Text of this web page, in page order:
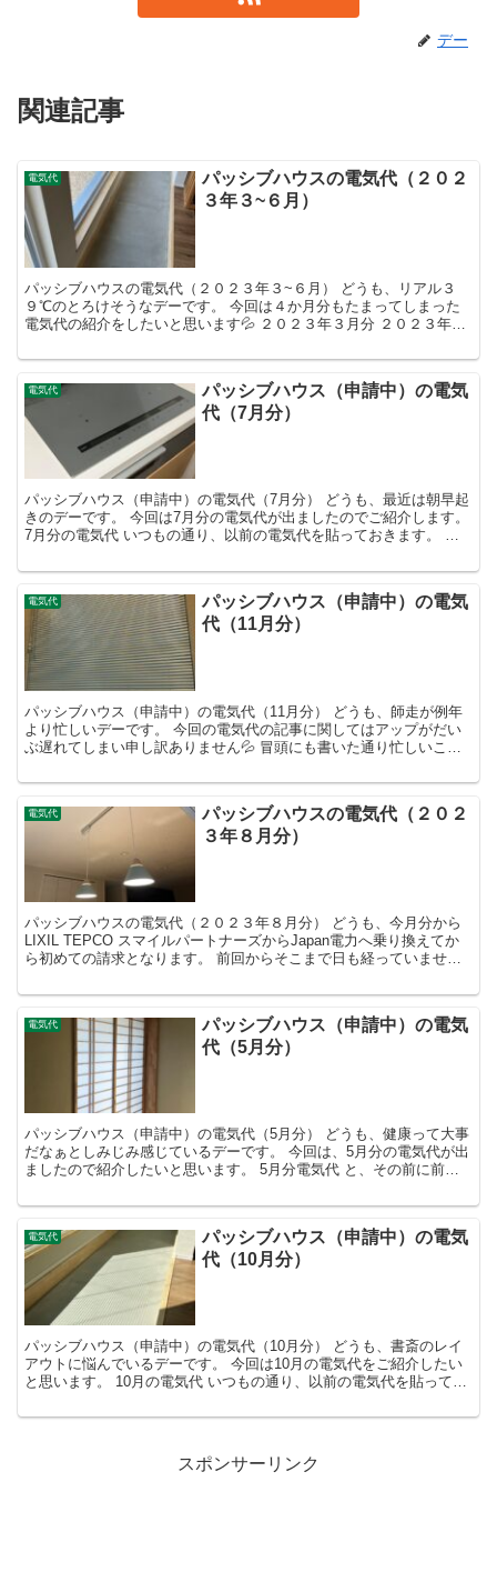
デー
関連記事
電気代
パッシブハウスの電気代（２０２
３年３~６月）
パッシブハウスの電気代（２０２３年３~６月） どうも、リアル３
９℃のとろけそうなデーです。 今回は４か月分もたまってしまった
電気代の紹介をしたいと思います💦 ２０２３年３月分 ２０２３年３
電気代
パッシブハウス（申請中）の電気
代（7月分）
パッシブハウス（申請中）の電気代（7月分） どうも、最近は朝早起
きのデーです。 今回は7月分の電気代が出ましたのでご紹介します。
7月分の電気代 いつもの通り、以前の電気代を貼っておきます。 そ
電気代
パッシブハウス（申請中）の電気
代（11月分）
パッシブハウス（申請中）の電気代（11月分） どうも、師走が例年
より忙しいデーです。 今回の電気代の記事に関してはアップがだい
ぶ遅れてしまい申し訳ありません💦 冒頭にも書いた通り忙しいこと
電気代
パッシブハウスの電気代（２０２
３年８月分）
パッシブハウスの電気代（２０２３年８月分） どうも、今月分から
LIXIL TEPCO スマイルパートナーズからJapan電力へ乗り換えてか
ら初めての請求となります。 前回からそこまで日も経っていません
電気代
パッシブハウス（申請中）の電気
代（5月分）
パッシブハウス（申請中）の電気代（5月分） どうも、健康って大事
だなぁとしみじみ感じているデーです。 今回は、5月分の電気代が出
ましたので紹介したいと思います。 5月分電気代 と、その前に前回
電気代
パッシブハウス（申請中）の電気
代（10月分）
パッシブハウス（申請中）の電気代（10月分） どうも、書斎のレイ
アウトに悩んでいるデーです。 今回は10月の電気代をご紹介したい
と思います。 10月の電気代 いつもの通り、以前の電気代を貼ってお
スポンサーリンク